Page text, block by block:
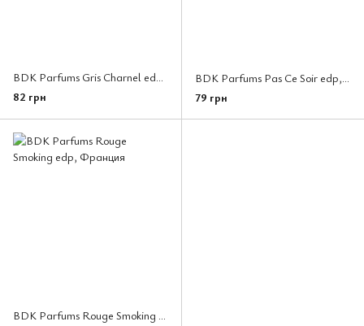
BDK Parfums Gris Charnel edp, Франция
82 грн
BDK Parfums Pas Ce Soir edp, Франция
79 грн
BDK Parfums Rouge Smoking edp, Франция